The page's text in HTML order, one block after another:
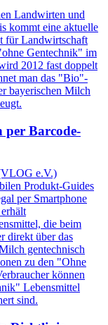
Landwirten und
kommt eine aktuelle
für Landwirtschaft
Gentechnik" im
2012 fast doppelt
man das "Bio"-
bayerischen Milch
Barcode-
e.V.)
Produkt-Guides
per Smartphone
die beim
direkt über das
gentechnisch
zu den "Ohne
können
Lebensmittel
sind.